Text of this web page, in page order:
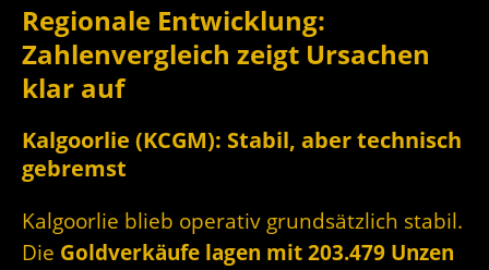
Regionale Entwicklung:
Zahlenvergleich zeigt Ursachen
klar auf
Kalgoorlie (KCGM): Stabil, aber technisch
gebremst
Kalgoorlie blieb operativ grundsätzlich stabil.
Die Goldverkäufe lagen mit 203.479 Unzen